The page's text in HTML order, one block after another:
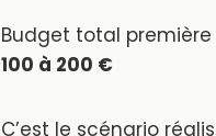
Budget total première
100 à 200 €
C’est le scénario